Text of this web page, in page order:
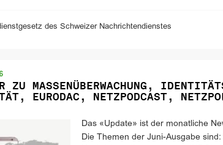
des Schweizer Nachrichtendienstes
ZU MASSENÜBERWACHUNG,
EURODAC, NETZPODCAST,
Das «Update» ist der monatliche
Die Themen der Juni-Ausgabe